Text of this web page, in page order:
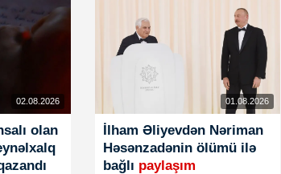
02.08.2026
olan
01.08.2026
İlham Əliyevdən Nəriman
Həsənzadənin ölümü ilə
bağlı paylaşım